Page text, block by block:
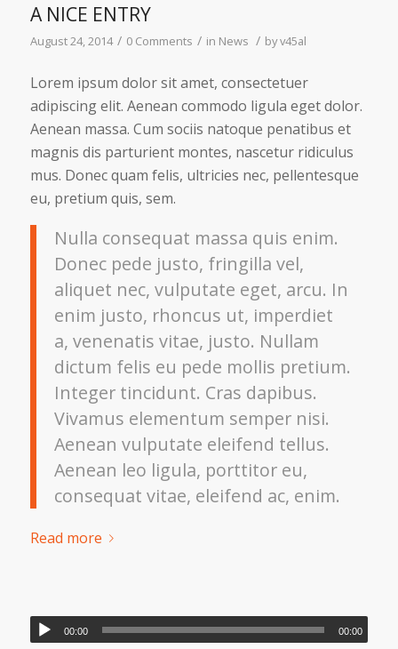
A NICE ENTRY
August 24, 2014 / 0 Comments / in News / byv45al
Lorem ipsum dolor sit amet, consectetuer
adipiscing elit. Aenean commodo ligula eget dolor.
Aenean massa. Cum sociis natoque penatibus et
magnis dis parturient montes, nascetur ridiculus
mus. Donec quam felis, ultricies nec, pellentesque
eu, pretium quis, sem.
Nulla consequat massa quis enim.
Donec pede justo, fringilla vel,
aliquet nec, vulputate eget, arcu. In
enim justo, rhoncus ut, imperdiet
a, venenatis vitae, justo. Nullam
dictum felis eu pede mollis pretium.
Integer tincidunt. Cras dapibus.
Vivamus elementum semper nisi.
Aenean vulputate eleifend tellus.
Aenean leo ligula, porttitor eu,
consequat vitae, eleifend ac, enim.
Read more
00:00 00:00